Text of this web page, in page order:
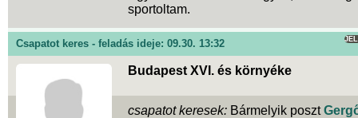
sportoltam.
Csapatot keres - feladás ideje: 09.30. 13:32
Budapest XVI. és környéke
csapatot keresek: Bármelyik poszt